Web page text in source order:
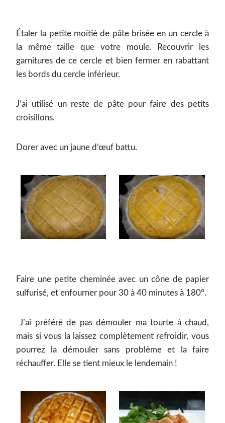
Étaler la petite moitié de pâte brisée en un cercle à
la même taille que votre moule. Recouvrir les
garnitures de ce cercle et bien fermer en rabattant
les bords du cercle inférieur.
J’ai utilisé un reste de pâte pour faire des petits
croisillons.
Dorer avec un jaune d’œuf battu.
Faire une petite cheminée avec un cône de papier
sulfurisé, et enfourner pour 30 à 40 minutes à 180°.
J’ai préféré de pas démouler ma tourte à chaud,
mais si vous la laissez complètement refroidir, vous
pourrez la démouler sans problème et la faire
réchauffer. Elle se tient mieux le lendemain !